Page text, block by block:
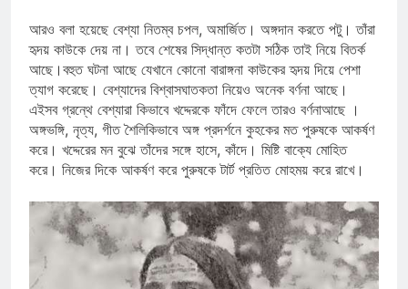
আরও বলা হয়েছে বেশ্যা নিতম্ব চপল, অমার্জিত। অঙ্গদান করতে পটু। তাঁরা
হৃদয় কাউকে দেয় না। তবে শেষের সিদ্ধান্ত কতটা সঠিক তাই নিয়ে বিতর্ক
আছে।বহুত ঘটনা আছে যেখানে কোনো বারাঙ্গনা কাউকের হৃদয় দিয়ে পেশা
ত্যাগ করেছে। বেশ্যাদের বিশ্বাসঘাতকতা নিয়েও অনেক বর্ণনা আছে।
এইসব গ্রন্থে বেশ্যারা কিভাবে খদ্দেরকে ফাঁদে ফেলে তারও বর্ণনাআছে ।
অঙ্গভঙ্গি, নৃত্য, গীত শৈলিকিভাবে অঙ্গ প্রদর্শনে কুহকের মত পুরুষকে আকর্ষণ
করে। খদ্দেরের মন বুঝে তাঁদের সঙ্গে হাসে, কাঁদে। মিষ্টি বাক্যে মোহিত
করে। নিজের দিকে আকর্ষণ করে পুরুষকে টার্ট প্রতিত মোহময় করে রাখে।